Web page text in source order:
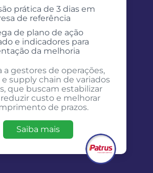
prática de 3 dias em
de referência
de plano de ação
e indicadores para
da melhoria
a gestores de operações,
supply chain de variados
que buscam estabilizar
custo e melhorar
de prazos.
Saiba mais